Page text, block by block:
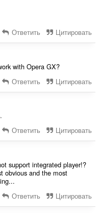
Ответить Цитировать
with Opera GX?
Ответить Цитировать
Ответить Цитировать
support integrated player!?
obvious and the most
Ответить Цитировать